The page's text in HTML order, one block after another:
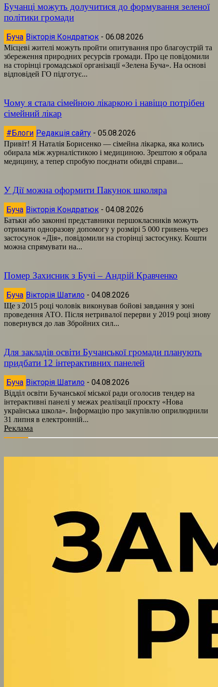
Бучанці можуть долучитися до формування зеленої
політики громади
Буча Вікторія Кондратюк - 06.08.2026
Місцеві жителі можуть пройти опитування про благоустрій та
збереження природних ресурсів громади. Про це повідомили
на сторінці громадської організації «Зелена Буча». На основі
відповідей ГО підготує...
Чому я стала сімейною лікаркою і навіщо потрібен
сімейний лікар
#Блоги Редакція сайту - 05.08.2026
Привіт! Я Наталія Борисенко — сімейна лікарка, яка колись
обирала між журналістикою і медициною. Зрештою я обрала
медицину, а тепер спробую поєднати обидві справи...
У Дії можна оформити Пакунок школяра
Буча Вікторія Кондратюк - 04.08.2026
Батьки або законні представники першокласників можуть
отримати одноразову допомогу у розмірі 5 000 гривень через
застосунок «Дія», повідомили на сторінці застосунку. Кошти
можна спрямувати на...
Помер Захисник з Бучі – Андрій Кравченко
Буча Вікторія Шатило - 04.08.2026
Ще з 2015 році чоловік виконував бойові завдання у зоні
проведення АТО. Після нетривалої перерви у 2019 році знову
повернувся до лав Збройних сил...
Для закладів освіти Бучанської громади планують
придбати 12 інтерактивних панелей
Буча Вікторія Шатило - 04.08.2026
Відділ освіти Бучанської міської ради оголосив тендер на
інтерактивні панелі у межах реалізації проєкту «Нова
українська школа». Інформацію про закупівлю оприлюднили
31 липня в електронній...
Реклама